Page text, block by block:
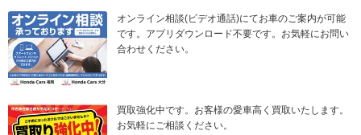
オンライン相談(ビデオ通話)にてお車のご案内が可能
です。アプリダウンロード不要です。お気軽にお問い
合わせください。
買取強化中です。お客様の愛車高く買取いたします。
お気軽にご相談ください。